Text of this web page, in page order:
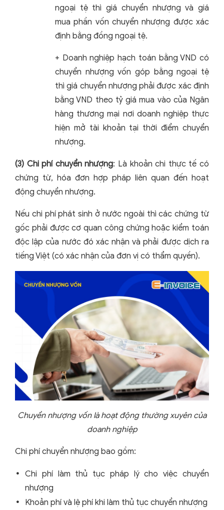
ngoại tệ thì giá chuyển nhượng và giá
mua phần vốn chuyển nhượng được xác
định bằng đồng ngoại tệ.
+ Doanh nghiệp hạch toán bằng VND có
chuyển nhượng vốn góp bằng ngoại tệ
thì giá chuyển nhượng phải được xác định
bằng VND theo tỷ giá mua vào của Ngân
hàng thương mại nơi doanh nghiệp thực
hiện mở tài khoản tại thời điểm chuyển
nhượng.
(3) Chi phí chuyển nhượng: Là khoản chi thực tế có
chứng từ, hóa đơn hợp pháp liên quan đến hoạt
động chuyển nhượng.
Nếu chi phí phát sinh ở nước ngoài thì các chứng từ
gốc phải được cơ quan công chứng hoặc kiểm toán
độc lập của nước đó xác nhận và phải được dịch ra
tiếng Việt (có xác nhận của đơn vị có thẩm quyền).
Chuyển nhượng vốn là hoạt động thường xuyên của
doanh nghiệp
Chi phí chuyển nhượng bao gồm:
Chi phí làm thủ tục pháp lý cho việc chuyển
nhượng
Khoản phí và lệ phí khi làm thủ tục chuyển nhượng